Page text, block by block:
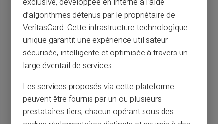
Gérez les dépenses de vos enfants avec
une carte prépayée sécurisée
Article précédent
Evitez les frais cachés avec une carte
prépayée transparente
exclusive, développée en interne à l’aide
d’algorithmes détenus par le propriétaire de
VeritasCard. Cette infrastructure technologique
unique garantit une expérience utilisateur
sécurisée, intelligente et optimisée à travers un
large éventail de services.
Les services proposés via cette plateforme
peuvent être fournis par un ou plusieurs
prestataires tiers, chacun opérant sous des